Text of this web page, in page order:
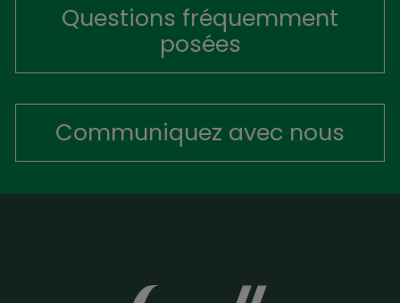
Questions fréquemment
posées
Communiquez avec nous